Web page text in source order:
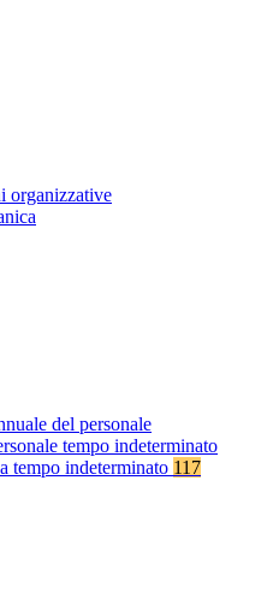
organizzative
del personale
tempo indeterminato
tempo indeterminato 117